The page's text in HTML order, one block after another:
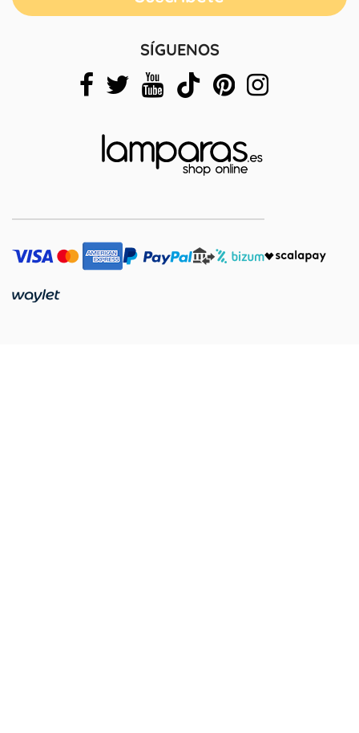
SÍGUENOS